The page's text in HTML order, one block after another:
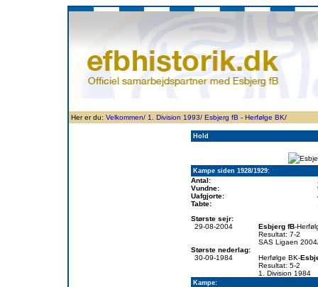
Her er du: Velkommen/ 1. Division 1993/ Esbjerg fB - Herfølge BK/
Hold
Kampe siden 1928/1929:
Antal:
Vundne:
Uafgjorte:
Tabte:
Største sejr:
29-08-2004
Esbjerg fB-
Resultat: 7-2
SAS Ligaen
Største nederlag:
30-09-1984
Herfølge BK-
Resultat: 5-2
1. Division 1984
Kampe: